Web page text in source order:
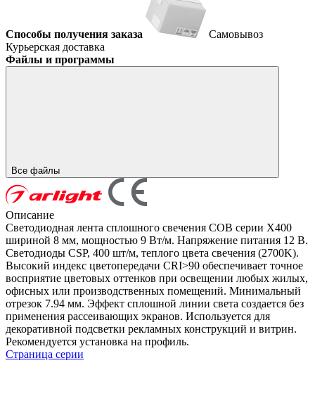
Способы получения заказа
Самовывоз
Курьерская доставка
Файлы и программы
Все файлы
Описание
Светодиодная лента сплошного свечения COB серии X400
шириной 8 мм, мощностью 9 Вт/м. Напряжение питания 12 В.
Светодиоды CSP, 400 шт/м, теплого цвета свечения (2700K).
Высокий индекс цветопередачи CRI>90 обеспечивает точное
восприятие цветовых оттенков при освещении любых жилых,
офисных или производственных помещений. Минимальный
отрезок 7.94 мм. Эффект сплошной линии света создается без
применения рассеивающих экранов. Используется для
декоративной подсветки рекламных конструкций и витрин.
Рекомендуется установка на профиль.
Страница серии